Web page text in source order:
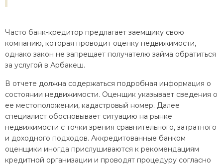
Часто банк-кредитор предлагает заемщику свою
компанию, которая проводит оценку недвижимости,
однако закон не запрещает получателю займа обратиться
за услугой в Арбакеш.
В отчете должна содержаться подробная информация о
состоянии недвижимости. Оценщик указывает сведения о
ее местоположении, кадастровый номер. Далее
специалист обосновывает ситуацию на рынке
недвижимости с точки зрения сравнительного, затратного
и доходного подходов. Аккредитованные банком
оценщики иногда прислушиваются к рекомендациям
кредитной организации и проводят процедуру согласно